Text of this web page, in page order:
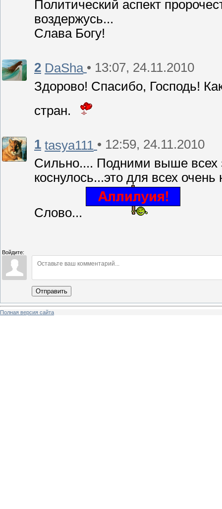
Политический аспект
воздержусь...
Слава Богу!
2 DaSha • 13:07, 24.11.2010
Здорово! Спасибо, Господь!
стран.
1 tasya111 • 12:59, 24.11.2010
Сильно.... Подними выше всех
коснулось...это для всех
Слово...
Войдите:
Отправить
Полная версия сайта